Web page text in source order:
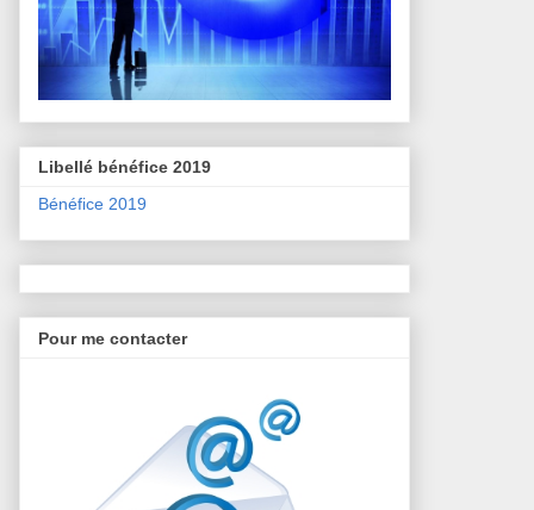
Libellé bénéfice 2019
Bénéfice 2019
Pour me contacter